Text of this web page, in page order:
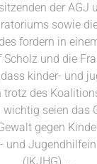
der AGJ
sowie
fordern in
Scholz und die
kinder- und
trotz des
wichtig seien das
gegen
und